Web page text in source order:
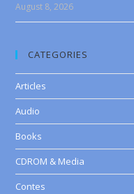
August 8, 2026
CATEGORIES
Articles
Audio
Books
CDROM & Media
Contes